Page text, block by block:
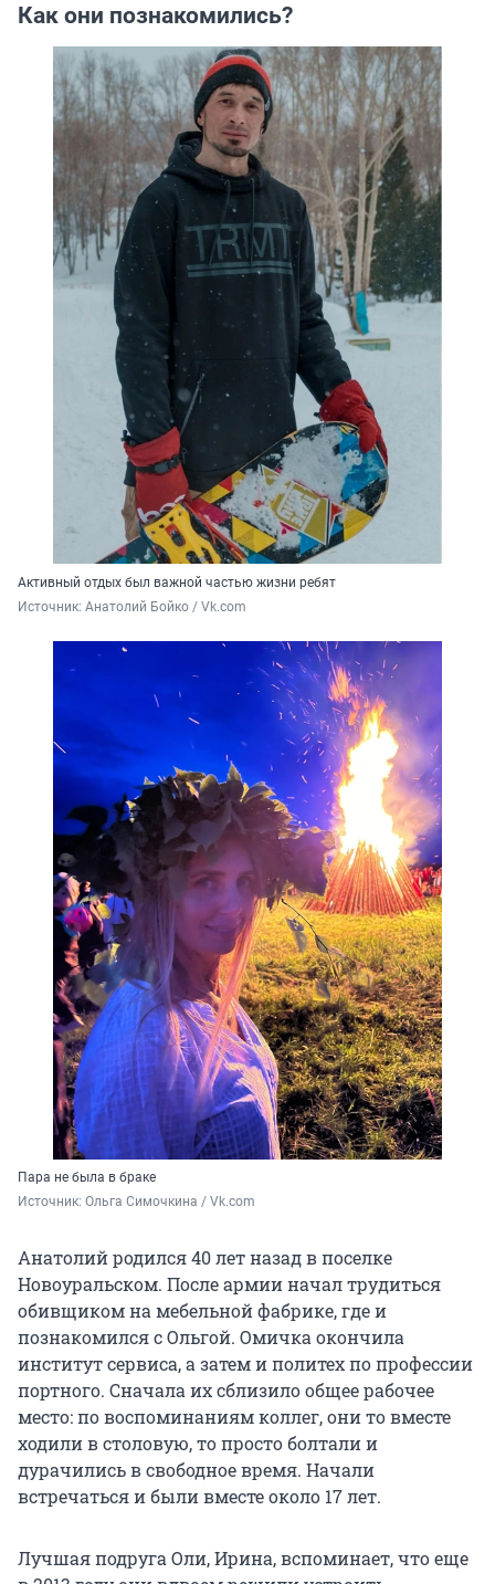
Как они познакомились?
Активный отдых был важной частью жизни ребят
Источник: Анатолий Бойко / Vk.com
Пара не была в браке
Источник: Ольга Симочкина / Vk.com
Анатолий родился 40 лет назад в поселке
Новоуральском. После армии начал трудиться
обивщиком на мебельной фабрике, где и
познакомился с Ольгой. Омичка окончила
институт сервиса, а затем и политех по профессии
портного. Сначала их сблизило общее рабочее
место: по воспоминаниям коллег, они то вместе
ходили в столовую, то просто болтали и
дурачились в свободное время. Начали
встречаться и были вместе около 17 лет.
Лучшая подруга Оли, Ирина, вспоминает, что еще